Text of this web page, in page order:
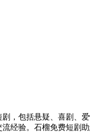
，包括悬疑、喜剧、
经验。石榴免费短剧